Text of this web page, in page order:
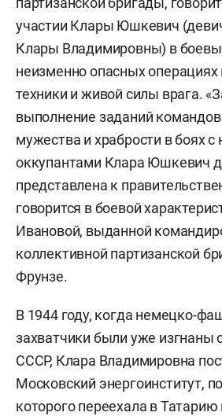
участии Клары Юшкевич
Клары Владимировны) в
неизменно опасных
техники и живой силы врага.
выполнение заданий
мужества и храбрости в боях
оккупантами Клара Юшкевич
представлена к
говорится в боевой
Ивановой, выданной
коллективной партизанской
Фрунзе.
В 1944 году, когда немецко-
захватчики были уже изгнаны
СССР, Клара Владимировна
Московский энергоинститут,
которого переехала в